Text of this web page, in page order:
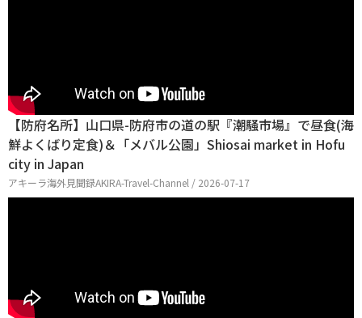
【防府名所】山口県-防府市の道の駅『潮騒市場』で昼食(海
鮮よくばり定食)＆「メバル公園」Shiosai market in Hofu
city in Japan
アキーラ海外見聞録AKIRA-Travel-Channel / 2026-07-17